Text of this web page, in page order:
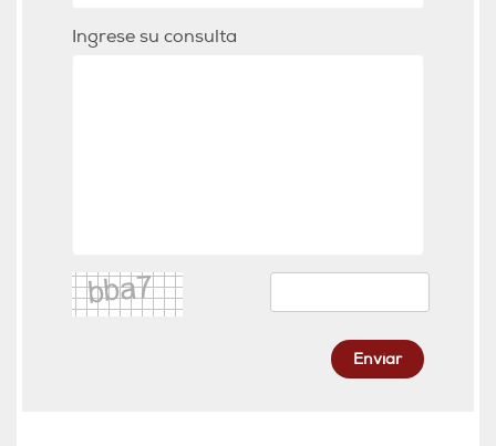
Ingrese su consulta
Enviar